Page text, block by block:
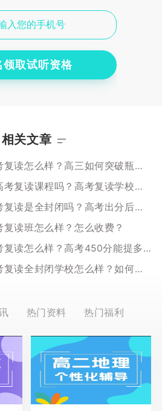
领取试听资格
相关文章
西安秦学伊顿高考复读怎么样？高三如何突破瓶颈？
西安秦学伊顿有高考复读课程吗？高考复读学校选择攻略
西安秦学伊顿高考复读是全封闭吗？高考出分后需要重点关注哪些事情？
读班怎么样？怎么收费？
西安秦学伊顿高考复读怎么样？高考450分能提多少分？
西安秦学伊顿高考复读全封闭学校怎么样？如何判断自己是否适合复读？
热门资料 热门福利